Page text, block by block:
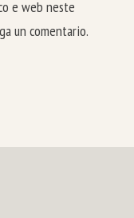
e web neste
un comentario.